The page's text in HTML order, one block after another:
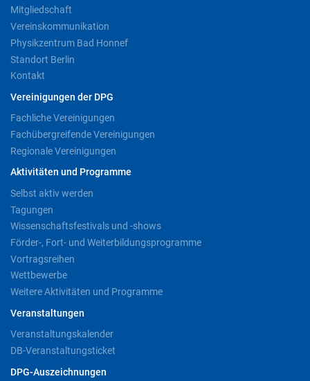
Mitgliedschaft
Vereinskommunikation
Physikzentrum Bad Honnef
Standort Berlin
Kontakt
Vereinigungen der DPG
Fachliche Vereinigungen
Fachübergreifende Vereinigungen
Regionale Vereinigungen
Aktivitäten und Programme
Selbst aktiv werden
Tagungen
Wissenschaftsfestivals und -shows
Förder-, Fort- und Weiterbildungsprogramme
Vortragsreihen
Wettbewerbe
Weitere Aktivitäten und Programme
Veranstaltungen
Veranstaltungskalender
DB-Veranstaltungsticket
DPG-Auszeichnungen